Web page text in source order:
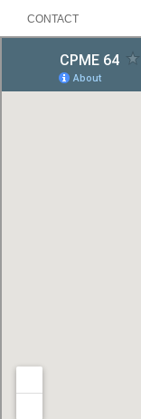
CONTACT